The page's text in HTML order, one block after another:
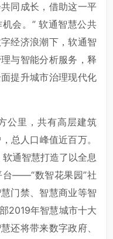
同成长，借助这一平
会。” 软通智慧公共
经济浪潮下，软通智
与智能分析服务，释
提升城市治理现代化
公里，共有高层建筑
总人口峰值近百万。
通智慧打造了以全息
台——“数智花果园”社
门禁、智慧商业等智
2019年智慧城市十大
还将带来数字政府、